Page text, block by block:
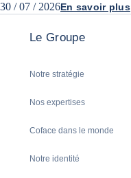
30 / 07 / 2026En savoir plus
Le Groupe
Notre stratégie
Nos expertises
Coface dans le monde
Notre identité